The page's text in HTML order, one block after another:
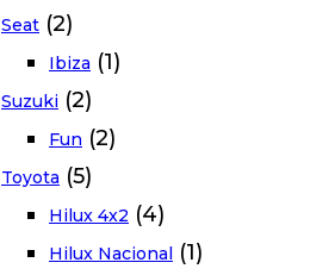
Seat (2)
Ibiza (1)
Suzuki (2)
Fun (2)
Toyota (5)
Hilux 4x2 (4)
Hilux Nacional (1)